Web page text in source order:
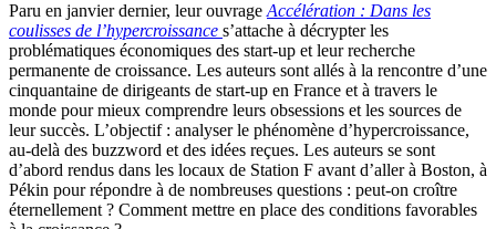
Paru en janvier dernier, leur ouvrage Accélération : Dans les
coulisses de l’hypercroissance s’attache à décrypter les
problématiques économiques des start-up et leur recherche
permanente de croissance. Les auteurs sont allés à la rencontre d’une
cinquantaine de dirigeants de start-up en France et à travers le
monde pour mieux comprendre leurs obsessions et les sources de
leur succès. L’objectif : analyser le phénomène d’hypercroissance,
au-delà des buzzword et des idées reçues. Les auteurs se sont
d’abord rendus dans les locaux de Station F avant d’aller à Boston, à
Pékin pour répondre à de nombreuses questions : peut-on croître
éternellement ? Comment mettre en place des conditions favorables